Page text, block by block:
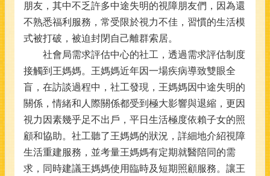
朋友，其中不乏許多中途失明的視障朋友們，因為還
不熟悉福利服務，常受限於視力不佳，習慣的生活模
式被打破，被迫封閉自己離群索居。
社會局需求評估中心的社工，透過需求評估制度
接觸到王媽媽。王媽媽近年因一場疾病導致雙眼全
盲，在訪談過程中，社工發現，王媽媽因中途失明的
關係，情緒和人際關係都受到極大影響與退縮，更因
視力因素幾乎足不出戶，平日生活極度依賴子女的照
顧和協助。社工聽了王媽媽的狀況，詳細地介紹視障
生活重建服務，並考量王媽媽有定期就醫陪同的需
求，同時建議王媽媽使用臨時及短期照顧服務。讓王